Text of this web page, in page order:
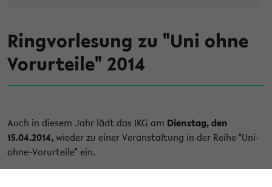
Ringvorlesung zu "Uni ohne
Vorurteile" 2014
Auch in diesem Jahr lädt das IKG am Dienstag, den
15.04.2014,wieder zu einer Veranstaltung in der Reihe "Uni-
ohne-Vorurteile" ein.